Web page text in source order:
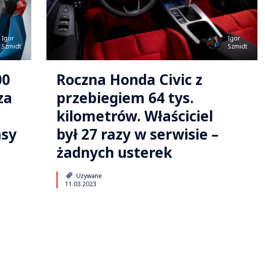
Igor
Szmidt
Igor
Szmidt
Roczna Honda Civic z
przebiegiem 64 tys.
kilometrów. Właściciel
był 27 razy w serwisie –
żadnych usterek
Używane
11.03.2023